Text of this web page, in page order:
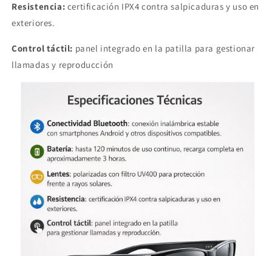
Resistencia: certificación IPX4 contra salpicaduras y uso en
exteriores.
Control táctil: panel integrado en la patilla para gestionar
llamadas y reproducción